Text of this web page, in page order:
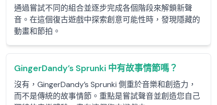
通過嘗試不同的組合並逐步完成各個階段來解鎖新聲
音。在這個復古遊戲中探索創意可能性時，發現隱藏的
動畫和節拍。
GingerDandy’s Sprunki 中有故事情節嗎？
沒有，GingerDandy’s Sprunki 側重於音樂和創造力，
而不是傳統的故事情節。重點是嘗試聲音並創造您自己